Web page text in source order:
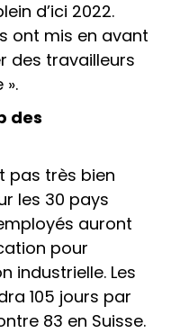
d’ici 2022.
ont mis en avant
des travailleurs
des
pas très bien
les 30 pays
auront
pour
industrielle. Les
105 jours par
83 en Suisse.